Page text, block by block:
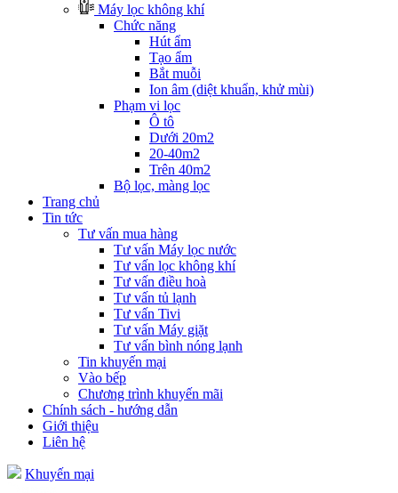
Máy lọc không khí
Chức năng
Hút ẩm
Tạo ẩm
Bắt muỗi
Ion âm (diệt khuẩn, khử mùi)
Phạm vi lọc
Ô tô
Dưới 20m2
20-40m2
Trên 40m2
Bộ lọc, màng lọc
Trang chủ
Tin tức
Tư vấn mua hàng
Tư vấn Máy lọc nước
Tư vấn lọc không khí
Tư vấn điều hoà
Tư vấn tủ lạnh
Tư vấn Tivi
Tư vấn Máy giặt
Tư vấn bình nóng lạnh
Tin khuyến mại
Vào bếp
Chương trình khuyến mãi
Chính sách - hướng dẫn
Giới thiệu
Liên hệ
Khuyến mại